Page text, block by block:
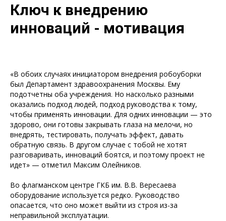
Ключ к внедрению
инноваций - мотивация
«В обоих случаях инициатором внедрения робоуборки
был Департамент здравоохранения Москвы. Ему
подотчетны оба учреждения. Но насколько разными
оказались подход людей, подход руководства к тому,
чтобы применять инновации. Для одних инновации — это
здорово, они готовы закрывать глаза на мелочи, но
внедрять, тестировать, получать эффект, давать
обратную связь. В другом случае с тобой не хотят
разговаривать, инноваций боятся, и поэтому проект не
идет» — отметил Максим Олейников.
Во флагманском центре ГКБ им. В.В. Вересаева
оборудование используется редко. Руководство
опасается, что оно может выйти из строя из-за
неправильной эксплуатации.